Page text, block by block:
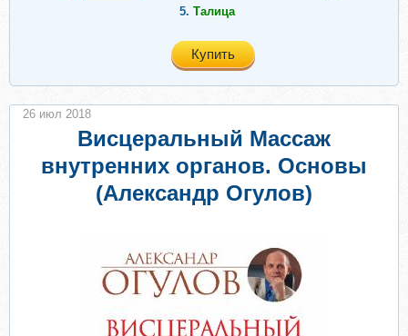
5. Талица
Купить
Висцеральный Массаж
внутренних органов. Основы
(Александр Огулов)
26 июл 2018